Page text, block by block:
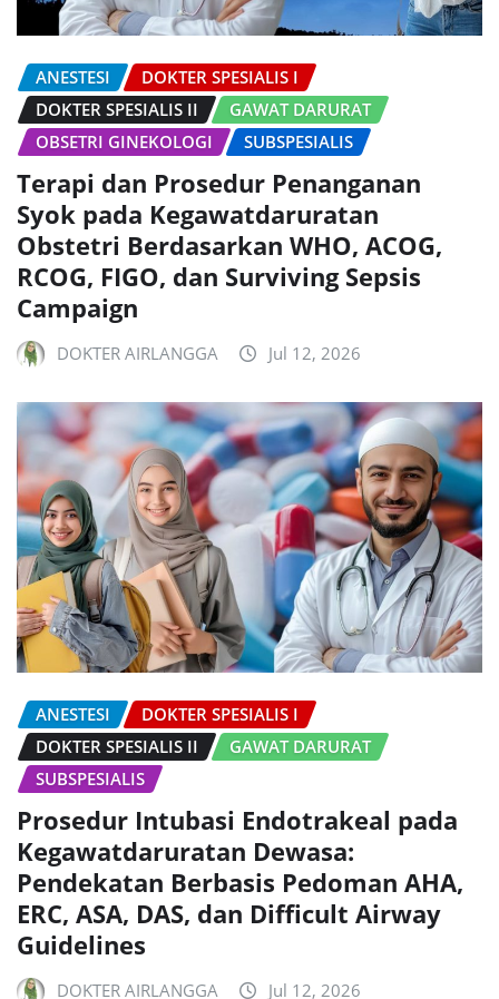
ANESTESI
DOKTER SPESIALIS I
DOKTER SPESIALIS II
GAWAT DARURAT
OBSETRI GINEKOLOGI
SUBSPESIALIS
Terapi dan Prosedur Penanganan
Syok pada Kegawatdaruratan
Obstetri Berdasarkan WHO, ACOG,
RCOG, FIGO, dan Surviving Sepsis
Campaign
DOKTER AIRLANGGA Jul 12, 2026
ANESTESI
DOKTER SPESIALIS I
DOKTER SPESIALIS II
GAWAT DARURAT
SUBSPESIALIS
Prosedur Intubasi Endotrakeal pada
Kegawatdaruratan Dewasa:
Pendekatan Berbasis Pedoman AHA,
ERC, ASA, DAS, dan Difficult Airway
Guidelines
DOKTER AIRLANGGA Jul 12, 2026